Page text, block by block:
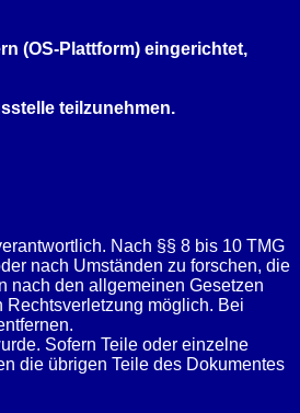
(OS-Plattform) eingerichtet,
teilzunehmen.
Nach §§ 8 bis 10 TMG
nach Umständen zu forschen, die
nach den allgemeinen Gesetzen
möglich. Bei
Sofern Teile oder einzelne
die übrigen Teile des Dokumentes